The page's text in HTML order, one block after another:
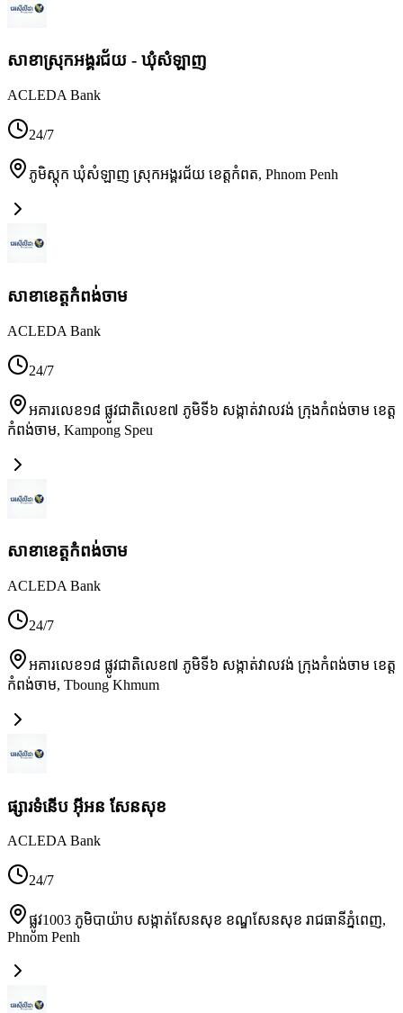
សាខាស្រុកអង្គរជ័យ - ឃុំសំឡាញ
ACLEDA Bank
24/7
ភូមិស្តុក ឃុំសំឡាញ ស្រុកអង្គរជ័យ ខេត្តកំពត, Phnom Penh
សាខា​ខេត្តកំពង់ចាម
ACLEDA Bank
24/7
អគារលេខ១៨ ផ្លូវជាតិលេខ៧ ភូមិទី៦ សង្កាត់វាលវង់ ក្រុងកំពង់ចាម ខេត្ត
កំពង់ចាម, Kampong Speu
សាខា​ខេត្តកំពង់ចាម
ACLEDA Bank
24/7
អគារលេខ១៨ ផ្លូវជាតិលេខ៧ ភូមិទី៦ សង្កាត់វាលវង់ ក្រុងកំពង់ចាម ខេត្ត
កំពង់ចាម, Tboung Khmum
ផ្សារទំនើប អ៊ីអន សែនសុខ
ACLEDA Bank
24/7
ផ្លូវ1003 ភូមិបាយ៉ាប សង្កាត់សែនសុខ ខណ្ឌសែនសុខ រាជធានីភ្នំពេញ,
Phnom Penh